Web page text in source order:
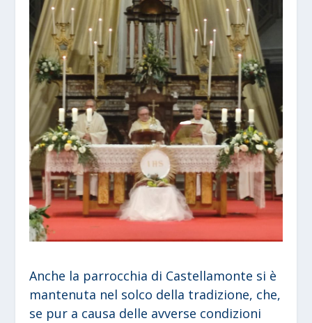
Anche la parrocchia di Castellamonte si è
mantenuta nel solco della tradizione, che,
se pur a causa delle avverse condizioni